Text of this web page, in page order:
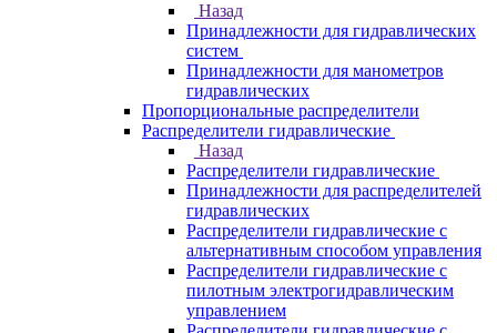
Назад
Принадлежности для гидравлических
систем
Принадлежности для манометров
гидравлических
Пропорциональные распределители
Распределители гидравлические
Назад
Распределители гидравлические
Принадлежности для распределителей
гидравлических
Распределители гидравлические с
альтернативным способом управления
Распределители гидравлические с
пилотным электрогидравлическим
управлением